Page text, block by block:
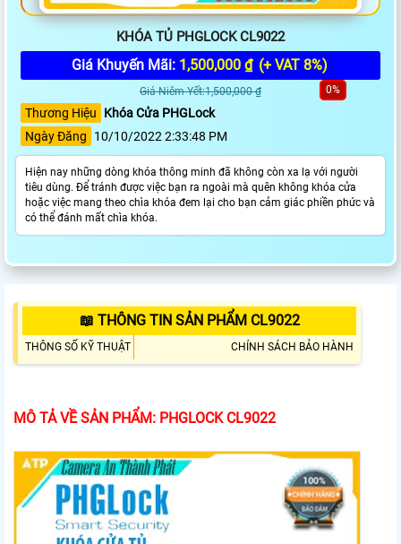
KHÓA TỦ PHGLOCK CL9022
Giá Khuyến Mãi: 1,500,000 ₫ (+ VAT 8%)
Giá Niêm Yết:1,500,000 ₫ 0%
Thương Hiệu
Khóa Cửa PHGLock
Ngày Đăng
10/10/2022 2:33:48 PM
Hiện nay những dòng khóa thông minh đã không còn xa lạ với người
tiêu dùng. Để tránh được việc bạn ra ngoài mà quên không khóa cửa
hoặc việc mang theo chìa khóa đem lại cho bạn cảm giác phiền phức và
có thể đánh mất chìa khóa.
📖 THÔNG TIN SẢN PHẨM CL9022
THÔNG SỐ KỸ THUẬT CHÍNH SÁCH BẢO HÀNH
MÔ TẢ VỀ SẢN PHẨM: PHGLOCK CL9022